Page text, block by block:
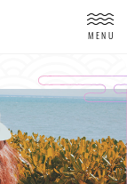
MENU